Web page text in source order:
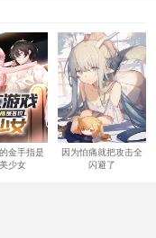
金手指是
少女
因为怕痛就把攻击全
闪避了